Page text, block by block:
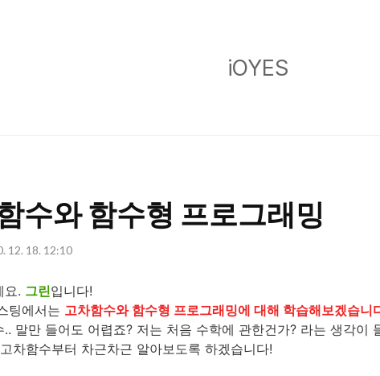
iOYES
수와 함수형 프로그래밍
12. 18. 12:10
요. 그린입니다!
팅에서는 고차함수와 함수형 프로그래밍에 대해 학습해보겠습니
.. 말만 들어도 어렵죠? 저는 처음 수학에 관한건가? 라는 생각이
차함수부터 차근차근 알아보도록 하겠습니다!